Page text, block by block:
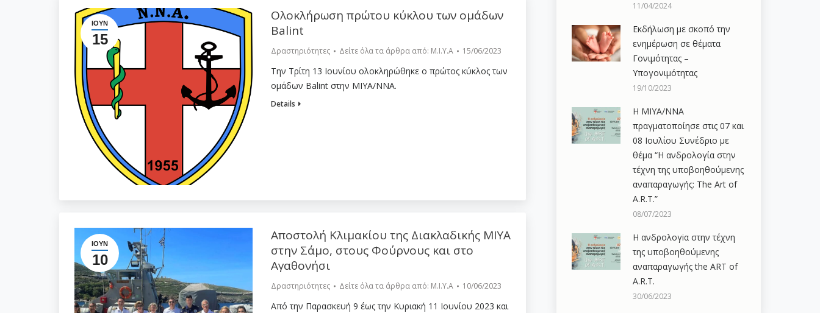
ΙΟΎΝ
15
Ολοκλήρωση πρώτου κύκλου των ομάδων
Balint
Δραστηριότητες Δείτε όλα τα άρθρα από: Μ.Ι.Υ.Α 15/06/2023
Την Τρίτη 13 Ιουνίου ολοκληρώθηκε ο πρώτος κύκλος των
ομάδων Balint στην ΜΙΥΑ/ΝΝΑ.
Details
ΙΟΎΝ
10
Αποστολή Κλιμακίου της Διακλαδικής ΜΙΥΑ
στην Σάμο, στους Φούρνους και στο
Αγαθονήσι
Δραστηριότητες Δείτε όλα τα άρθρα από: Μ.Ι.Υ.Α 10/06/2023
Από την Παρασκευή 9 έως την Κυριακή 11 Ιουνίου 2023 και
11/04/2024
Εκδήλωση με σκοπό την
ενημέρωση σε θέματα
Γονιμότητας –
Υπογονιμότητας
19/10/2023
Η ΜΙΥΑ/ΝΝΑ
πραγματοποίησε στις 07 και
08 Ιουλίου Συνέδριο με
θέμα “Η ανδρολογία στην
τέχνη της υποβοηθούμενης
αναπαραγωγής: The Art of
A.R.T.”
08/07/2023
Η ανδρολογiα στην τέχνη
της υποβοηθούμενης
αναπαραγωγής the ART of
A.R.T.
30/06/2023